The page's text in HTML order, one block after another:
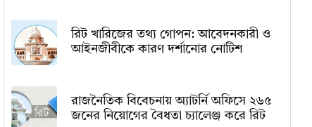
রিট খারিজের তথ্য গোপন: আবেদনকারী ও
আইনজীবীকে কারণ দর্শানোর নোটিশ
রাজনৈতিক বিবেচনায় অ‍্যাটর্নি অফিসে ২৬৫
জনের নিয়োগের বৈধতা চ্যালেঞ্জ করে রিট